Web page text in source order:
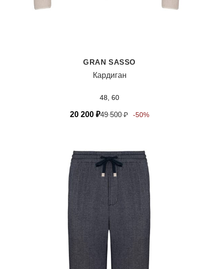
GRAN SASSO
Кардиган
48, 60
20 200 ₽49 500₽ -50%